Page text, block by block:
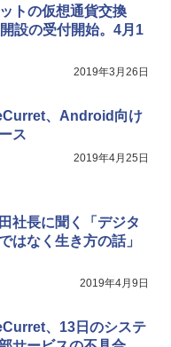
トの仮想通貨交換
設の受付開始。4月1
2019年3月26日
、Android向け
ス
2019年4月25日
社長に聞く「デジタ
はなく生き方の話」
2019年4月9日
、13日のシステ